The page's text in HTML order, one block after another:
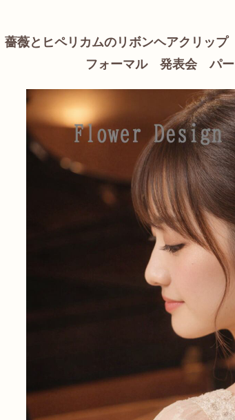
薔薇とヒペリカムのリボンヘアクリ
フォーマル 発表会 パ